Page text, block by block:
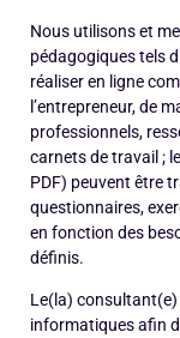
Nous utilisons et
pédagogiques tels
réaliser en ligne
l’entrepreneur, de
professionnels,
carnets de travail ;
PDF) peuvent être
questionnaires,
en fonction des
définis.
Le(la)
informatiques afin